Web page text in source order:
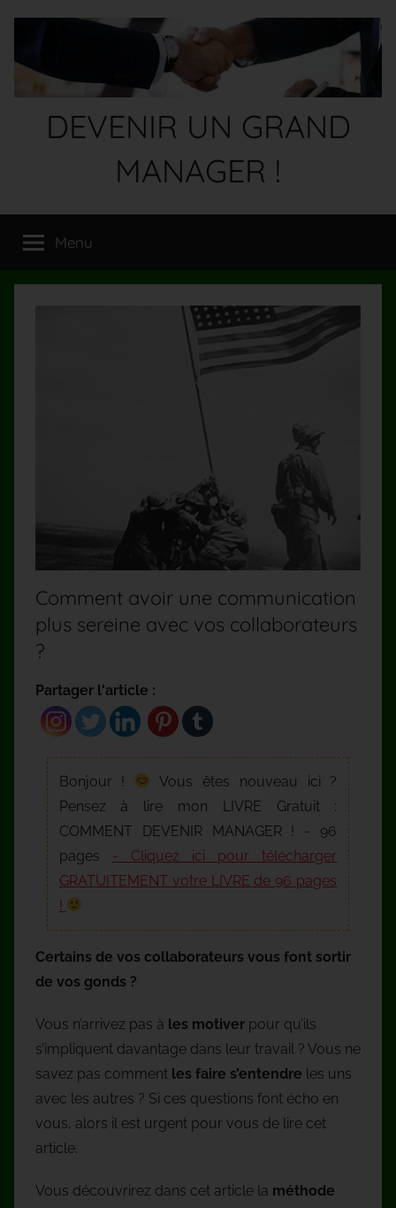
contenu
DEVENIR UN GRAND
MANAGER !
GRAND
!
Menu
Comment avoir une communication
plus sereine avec vos collaborateurs
?
Partager l'article :
Bonjour !
Vous êtes nouveau ici ?
Pensez à lire mon LIVRE Gratuit :
COMMENT DEVENIR MANAGER ! - 96
pages - Cliquez ici pour télécharger
GRATUITEMENT votre LIVRE de 96 pages
!
Certains de vos collaborateurs vous font sortir
de vos gonds ?
Vous n’arrivez pas à les motiver pour qu’ils
s’impliquent davantage dans leur travail ? Vous ne
savez pas comment les faire s’entendre les uns
avec les autres ? Si ces questions font écho en
vous, alors il est urgent pour vous de lire cet
article.
Vous découvrirez dans cet article la méthode